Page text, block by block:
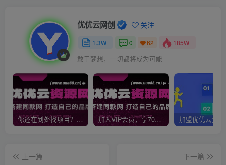
优优云网创 关注
1.3W+ 0 62 185W+
敢于梦想，一切都将成为可能
你还在到处找项目？还在当韭菜？我靠网创资源站一个月收入5万+，曾经我也是个失败者。 加入VIP会员，享70%的推广提成，免费学习多种网上创业课程，菜鸟秒变大神！
上一篇
下一篇